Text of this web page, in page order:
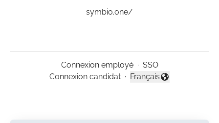
symbio.one/
Connexion employé · SSO
Connexion candidat ·
Changer la langue
Français